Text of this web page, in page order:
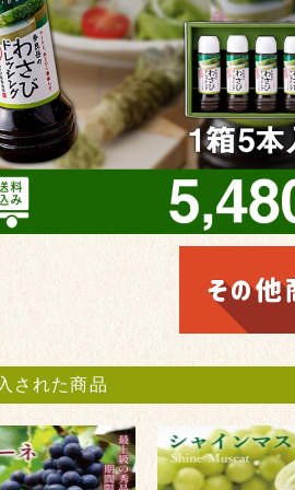
された商品